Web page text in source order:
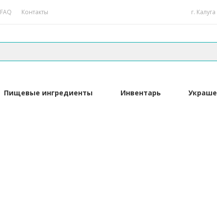
FAQ Контакты г. Калуга
Пищевые ингредиенты Инвентарь